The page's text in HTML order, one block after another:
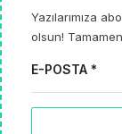
Yazılarımıza
olsun!
E-POSTA *